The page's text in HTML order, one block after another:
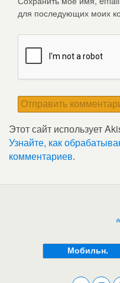
для последующих моих
Этот сайт использует
Узнайте, как
комментариев.
Мобильн.